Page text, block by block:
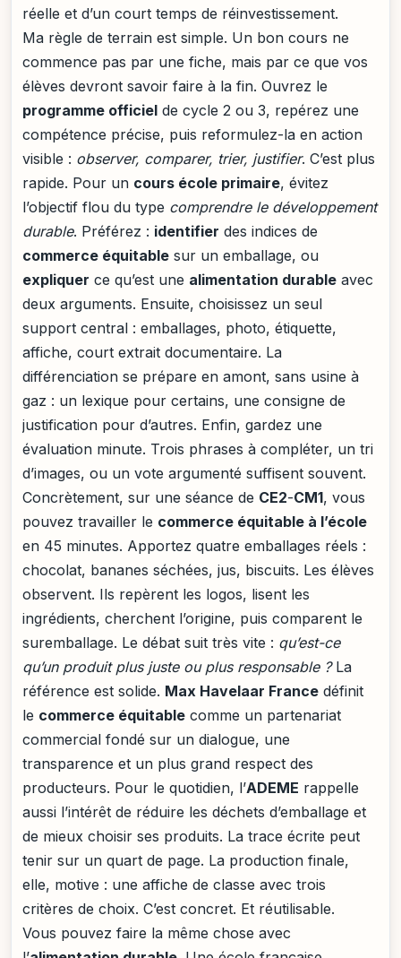
réelle et d’un court temps de réinvestissement.
Ma règle de terrain est simple. Un bon cours ne
commence pas par une fiche, mais par ce que vos
élèves devront savoir faire à la fin. Ouvrez le
programme officiel de cycle 2 ou 3, repérez une
compétence précise, puis reformulez-la en action
visible : observer, comparer, trier, justifier. C’est plus
rapide. Pour un cours école primaire, évitez
l’objectif flou du type comprendre le développement
durable. Préférez : identifier des indices de
commerce équitable sur un emballage, ou
expliquer ce qu’est une alimentation durable avec
deux arguments. Ensuite, choisissez un seul
support central : emballages, photo, étiquette,
affiche, court extrait documentaire. La
différenciation se prépare en amont, sans usine à
gaz : un lexique pour certains, une consigne de
justification pour d’autres. Enfin, gardez une
évaluation minute. Trois phrases à compléter, un tri
d’images, ou un vote argumenté suffisent souvent.
Concrètement, sur une séance de CE2-CM1, vous
pouvez travailler le commerce équitable à l’école
en 45 minutes. Apportez quatre emballages réels :
chocolat, bananes séchées, jus, biscuits. Les élèves
observent. Ils repèrent les logos, lisent les
ingrédients, cherchent l’origine, puis comparent le
suremballage. Le débat suit très vite : qu’est-ce
qu’un produit plus juste ou plus responsable ?La
référence est solide. Max Havelaar France définit
le commerce équitable comme un partenariat
commercial fondé sur un dialogue, une
transparence et un plus grand respect des
producteurs. Pour le quotidien, l’ADEME rappelle
aussi l’intérêt de réduire les déchets d’emballage et
de mieux choisir ses produits. La trace écrite peut
tenir sur un quart de page. La production finale,
elle, motive : une affiche de classe avec trois
critères de choix. C’est concret. Et réutilisable.
Vous pouvez faire la même chose avec